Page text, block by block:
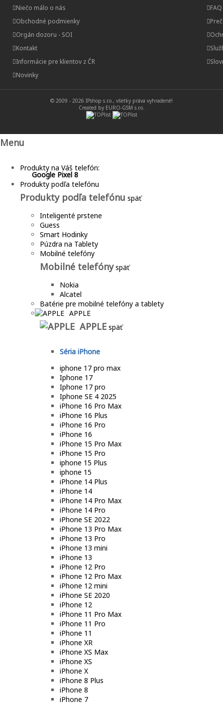
Niečo málo o nás
Obchodné podmienky
Orgán dozoru - SOI
Kontakt
Informácie pre klientov z ČR
Novinky
© 2009 - 2026 IPshop s.r.o., všetky práva vyhradené!
Created by EURO-GSM s.r.o.
Menu
Produkty na Váš telefón:
Google Pixel 8
Produkty podľa telefónu
Produkty podľa telefónu späť
Inteligenté prstene
Guess
Smart Hodinky
Púzdra na Tablety
Mobilné telefóny
Mobilné telefóny späť
Nokia
Alcatel
Batérie pre mobilné telefóny a tablety
APPLE
APPLE späť
Séria iPhone
iphone 17 pro max
Iphone 17
Iphone 17 pro
Iphone SE 4 2025
iPhone 16 Pro Max
iPhone 16 Plus
iPhone 16 Pro
iPhone 16
iPhone 15 Pro Max
iPhone 15 Pro
iphone 15 Plus
iphone 15
iPhone 14 Plus
iPhone 14
iPhone 14 Pro Max
iPhone 14 Pro
iPhone SE 2022
iPhone 13 Pro Max
iPhone 13 Pro
iPhone 13 mini
iPhone 13
iPhone 12 Pro
iPhone 12 Pro Max
iPhone 12 mini
iPhone SE 2020
iPhone 12
iPhone 11 Pro Max
iPhone 11 Pro
iPhone 11
iPhone XR
iPhone XS Max
iPhone XS
iPhone X
iPhone 8 Plus
iPhone 8
iPhone 7